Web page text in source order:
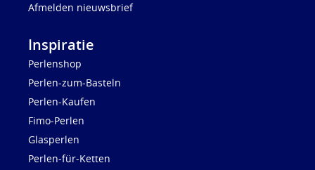
Afmelden nieuwsbrief
Inspiratie
Perlenshop
Perlen-zum-Basteln
Perlen-Kaufen
Fimo-Perlen
Glasperlen
Perlen-für-Ketten